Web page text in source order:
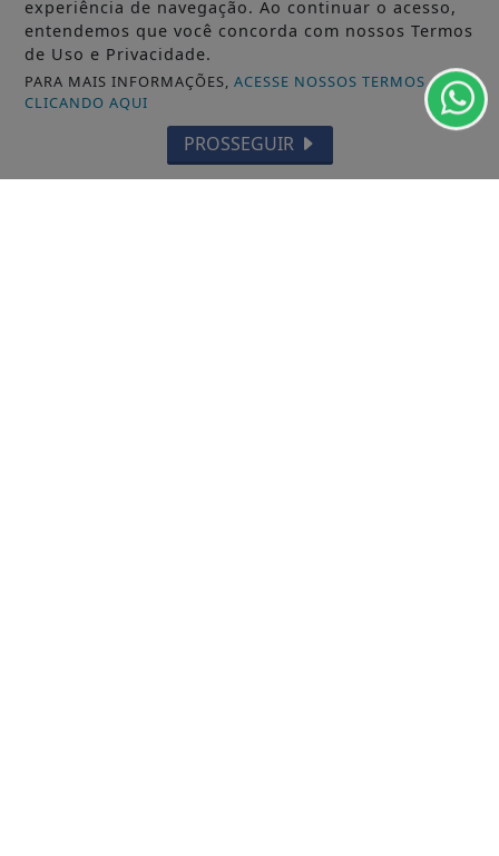
SIGA JORNAL A FOLHANAS REDES SOCIAIS
experiência de navegação. Ao continuar o acesso,
entendemos que você concorda com nossos Termos
de Uso e Privacidade.
PARA MAIS INFORMAÇÕES,ACESSE NOSSOS TERMOS
CLICANDO AQUI
PROSSEGUIR